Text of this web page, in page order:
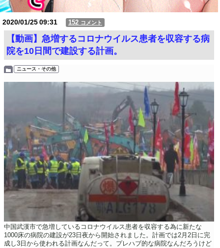
2020/01/2509:31 152 コメント
【動画】急増するコロナウイルス患者を収容する病
院を10日間で建設する計画。
ニュース・その他
中国武漢市で急増しているコロナウイルス患者を収容する為に新たな
1000床の病院の建設が23日夜から開始されました。計画では2月2日に完
成し3日から使われる計画なんだって。プレハブ的な病院なんだろうけど